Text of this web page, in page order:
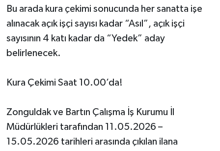
Bu arada kura çekimi sonucunda her sanatta işe
alınacak açık işçi sayısı kadar “Asıl”, açık işçi
sayısının 4 katı kadar da “Yedek” aday
belirlenecek.
Kura Çekimi Saat 10.00’da!
Zonguldak ve Bartın Çalışma İş Kurumu İl
Müdürlükleri tarafından 11.05.2026 –
15.05.2026 tarihleri arasında çıkılan ilana